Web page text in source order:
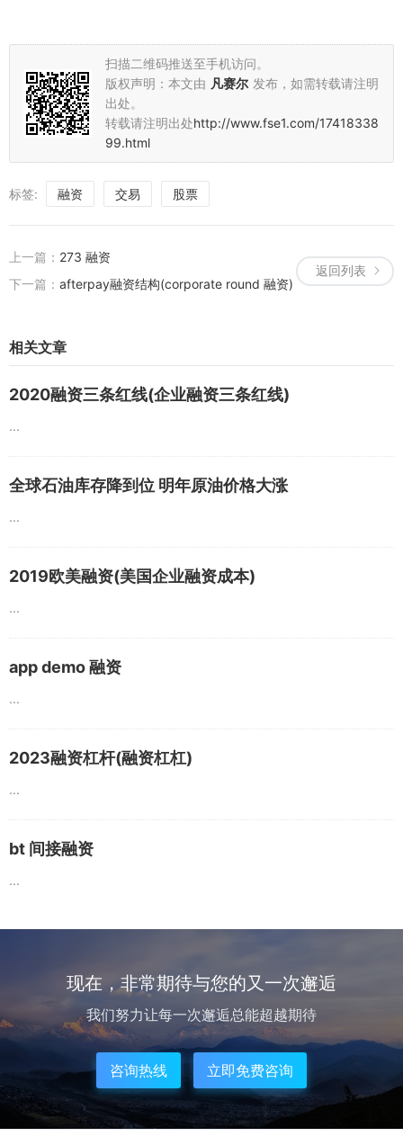
以上是我为您撰写的关于300123股票融资融券的新闻稿，希望对您
有所帮助。
扫描二维码推送至手机访问。
版权声明：本文由 凡赛尔 发布，如需转载请注明
出处。
转载请注明出处http://www.fse1.com/17418338
99.html
标签: 融资 交易 股票
返回列表
上一篇： 273 融资
下一篇： afterpay融资结构(corporate round 融资)
相关文章
2020融资三条红线(企业融资三条红线)
...
全球石油库存降到位 明年原油价格大涨
...
2019欧美融资(美国企业融资成本)
...
app demo 融资
...
2023融资杠杆(融资杠杠)
...
bt 间接融资
...
现在，非常期待与您的又一次邂逅
我们努力让每一次邂逅总能超越期待
咨询热线 立即免费咨询